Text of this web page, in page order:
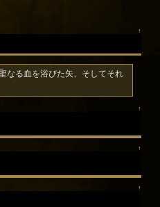
↑
なる血を浴びた矢、そしてそれ
↑
↑
↑